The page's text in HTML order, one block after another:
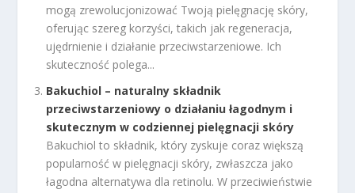
mogą zrewolucjonizować Twoją pielęgnację skóry,
oferując szereg korzyści, takich jak regeneracja,
ujędrnienie i działanie przeciwstarzeniowe. Ich
skuteczność polega...
Bakuchiol – naturalny składnik
przeciwstarzeniowy o działaniu łagodnym i
skutecznym w codziennej pielęgnacji skóry
Bakuchiol to składnik, który zyskuje coraz większą
popularność w pielęgnacji skóry, zwłaszcza jako
łagodna alternatywa dla retinolu. W przeciwieństwie